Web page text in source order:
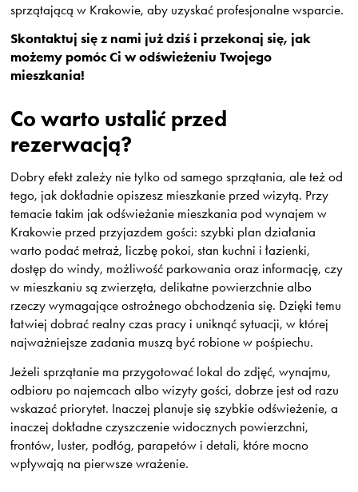
sprzątającą w Krakowie, aby uzyskać profesjonalne wsparcie.
Skontaktuj się z nami już dziś i przekonaj się, jak
możemy pomóc Ci w odświeżeniu Twojego
mieszkania!
Co warto ustalić przed
rezerwacją?
Dobry efekt zależy nie tylko od samego sprzątania, ale też od
tego, jak dokładnie opiszesz mieszkanie przed wizytą. Przy
temacie takim jak odświeżanie mieszkania pod wynajem w
Krakowie przed przyjazdem gości: szybki plan działania
warto podać metraż, liczbę pokoi, stan kuchni i łazienki,
dostęp do windy, możliwość parkowania oraz informację, czy
w mieszkaniu są zwierzęta, delikatne powierzchnie albo
rzeczy wymagające ostrożnego obchodzenia się. Dzięki temu
łatwiej dobrać realny czas pracy i uniknąć sytuacji, w której
najważniejsze zadania muszą być robione w pośpiechu.
Jeżeli sprzątanie ma przygotować lokal do zdjęć, wynajmu,
odbioru po najemcach albo wizyty gości, dobrze jest od razu
wskazać priorytet. Inaczej planuje się szybkie odświeżenie, a
inaczej dokładne czyszczenie widocznych powierzchni,
frontów, luster, podłóg, parapetów i detali, które mocno
wpływają na pierwsze wrażenie.